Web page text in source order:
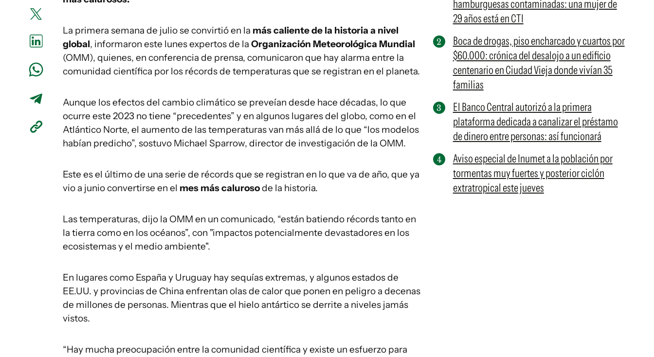
La primera semana de julio se convirtió en la más caliente de la historia a nivel
global, informaron este lunes expertos de la Organización Meteorológica Mundial
(OMM), quienes, en conferencia de prensa, comunicaron que hay alarma entre la
comunidad científica por los récords de temperaturas que se registran en el planeta.
Aunque los efectos del cambio climático se preveían desde hace décadas, lo que
ocurre este 2023 no tiene “precedentes” y en algunos lugares del globo, como en el
Atlántico Norte, el aumento de las temperaturas van más allá de lo que “los modelos
habían predicho”, sostuvo Michael Sparrow, director de investigación de la OMM.
Este es el último de una serie de récords que se registran en lo que va de año, que ya
vio a junio convertirse en el mes más calurosode la historia.
Las temperaturas, dijo la OMM en un comunicado, “están batiendo récords tanto en
la tierra como en los océanos”, con "impactos potencialmente devastadores en los
ecosistemas y el medio ambiente".
En lugares como España y Uruguay hay sequías extremas, y algunos estados de
EE.UU. y provincias de China enfrentan olas de calor que ponen en peligro a decenas
de millones de personas. Mientras que el hielo antártico se derrite a niveles jamás
vistos.
“Hay mucha preocupación entre la comunidad científica y existe un esfuerzo para
hamburguesas contaminadas: una mujer de
29 años está en CTI
Boca de drogas, piso encharcado y cuartos por
$60.000: crónica del desalojo a un edificio
centenario en Ciudad Vieja donde vivían 35
familias
El Banco Central autorizó a la primera
plataforma dedicada a canalizar el préstamo
de dinero entre personas: así funcionará
Aviso especial de Inumet a la población por
tormentas muy fuertes y posterior ciclón
extratropical este jueves